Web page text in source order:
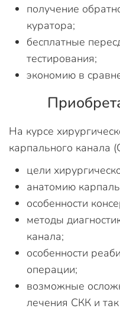
получение
куратора;
бесплатные
тестирования;
экономию в
На курсе
карпального канала
цели
анатомию
особенности
методы
канала;
особенности
операции;
возможные
лечения СКК и